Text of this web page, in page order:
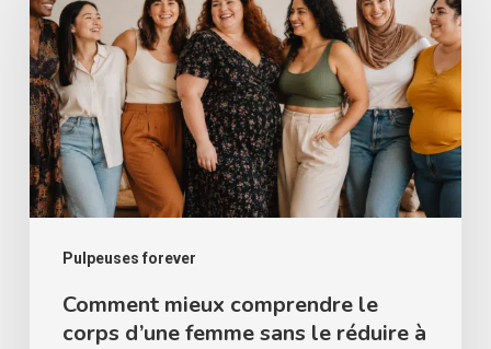
Pulpeuses forever
comprendre
le
corps
d’une
femme
sans
le
réduire
Comment mieux comprendre le
corps d’une femme sans le réduire à